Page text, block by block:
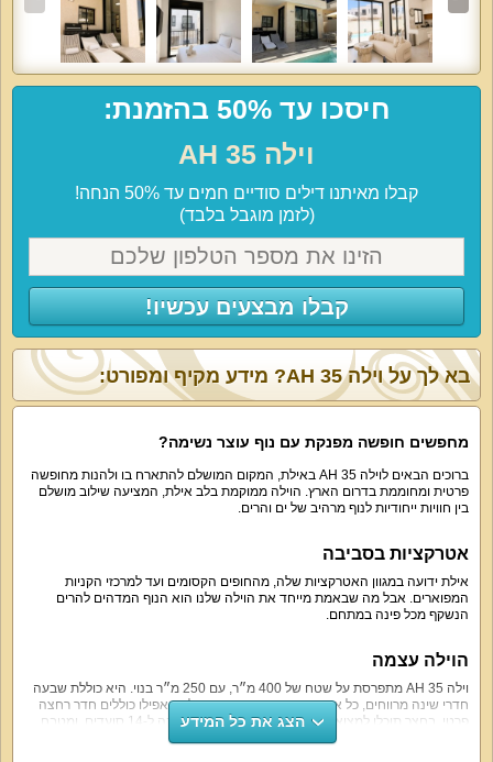
חיסכו עד 50% בהזמנת:
וילה AH 35
קבלו מאיתנו דילים סודיים חמים עד 50% הנחה!
(לזמן מוגבל בלבד)
קבלו מבצעים עכשיו!
בא לך על וילה AH 35? מידע מקיף ומפורט:
מחפשים חופשה מפנקת עם נוף עוצר נשימה?
ברוכים הבאים לוילה AH 35 באילת, המקום המושלם להתארח בו ולהנות מחופשה
פרטית ומחוממת בדרום הארץ. הוילה ממוקמת בלב אילת, המציעה שילוב מושלם
בין חוויות ייחודיות לנוף מרהיב של ים והרים.
אטרקציות בסביבה
אילת ידועה במגוון האטרקציות שלה, מהחופים הקסומים ועד למרכזי הקניות
המפוארים. אבל מה שבאמת מייחד את הוילה שלנו הוא הנוף המדהים להרים
הנשקף מכל פינה במתחם.
הוילה עצמה
וילה AH 35 מתפרסת על שטח של 400 מ״ר, עם 250 מ״ר בנוי. היא כוללת שבעה
חדרי שינה מרווחים, כל אחד מצויד במיטה זוגית, וחלקם אפילו כוללים חדר רחצה
פרטי. בחצר תוכלו למצוא בריכה בנויה מגודרת, שולחן גינה ל-14 סועדים, ומטבח
חיצוני מאובזר שמבטיח חוויית אירוח מושלמת.
הצג את כל המידע